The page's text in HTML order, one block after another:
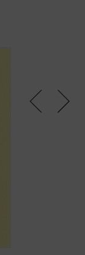
educación, pero
destacan los